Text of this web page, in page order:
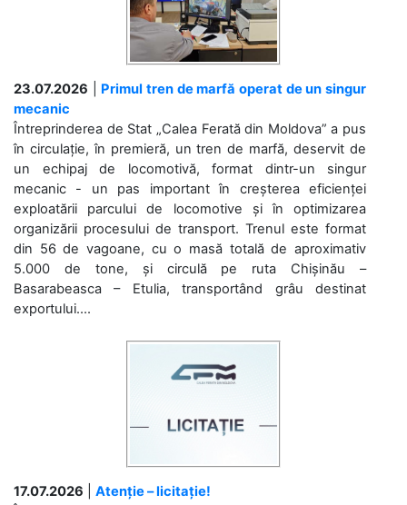
23.07.2026
Primul tren de marfă operat de un singur
mecanic
Întreprinderea de Stat „Calea Ferată din Moldova” a pus
în circulație, în premieră, un tren de marfă, deservit de
un echipaj de locomotivă, format dintr-un singur
mecanic - un pas important în creșterea eficienței
exploatării parcului de locomotive și în optimizarea
organizării procesului de transport. Trenul este format
din 56 de vagoane, cu o masă totală de aproximativ
5.000 de tone, și circulă pe ruta Chișinău –
Basarabeasca – Etulia, transportând grâu destinat
exportului....
17.07.2026
Atenție – licitație!